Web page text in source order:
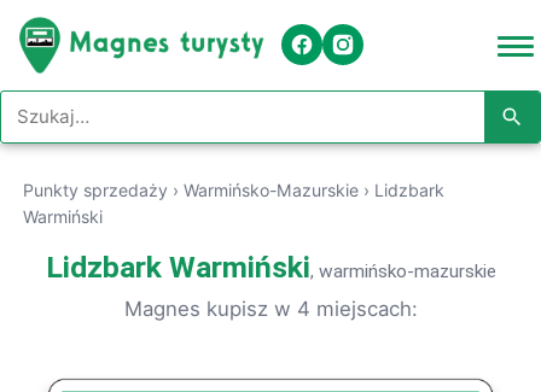
Szukaj w serwisie
Punkty sprzedaży ›Warmińsko-Mazurskie › Lidzbark
Warmiński
Lidzbark Warmiński, warmińsko-mazurskie
Magnes kupisz w 4 miejscach: